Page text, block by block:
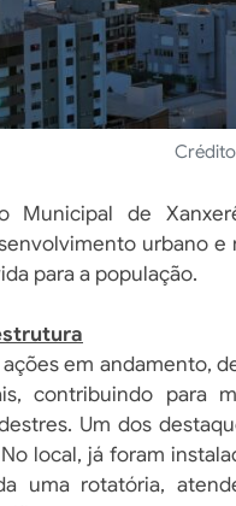
Municipal de
urbano
para a população.
ações em andamento,
contribuindo para
Um dos
local, já foram
uma rotatória,